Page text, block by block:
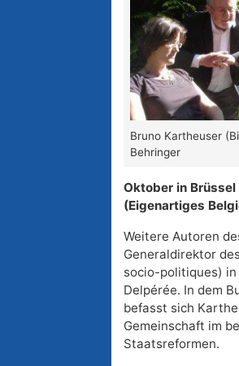
Bruno Kartheuser
Behringer
Oktober in
(Eigenartiges
Weitere Autoren
Generaldirektor
socio-politiques)
Delpérée. In dem
befasst sich
Gemeinschaft im
Staatsreformen.